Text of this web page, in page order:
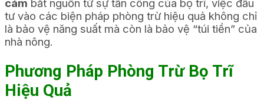
cám bắt nguồn từ sự tấn công của bọ trĩ, việc đầu
tư vào các biện pháp phòng trừ hiệu quả không chỉ
là bảo vệ năng suất mà còn là bảo vệ “túi tiền” của
nhà nông.
Phương Pháp Phòng Trừ Bọ Trĩ
Hiệu Quả